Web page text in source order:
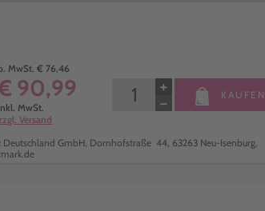
MwSt. € 76,46
90,99
MwSt.
Versand
−
+ KAUFEN
Deutschland GmbH, Dornhofstraße 44, 63263 Neu-Isenburg,